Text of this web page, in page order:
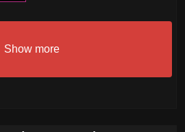
Show more